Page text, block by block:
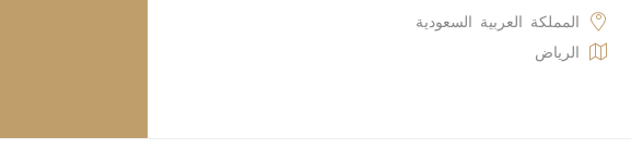
المملكة العربية السعودية
الرياض